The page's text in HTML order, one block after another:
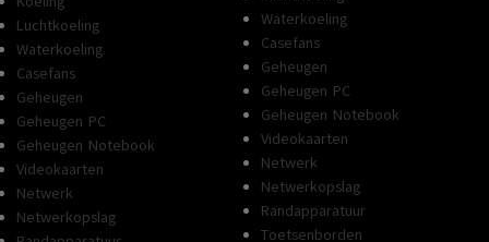
Luchtkoeling
Waterkoeling
Casefans
Geheugen
Geheugen PC
Geheugen Notebook
Videokaarten
Netwerk
Netwerkopslag
Waterkoeling
Casefans
Geheugen
Geheugen PC
Geheugen Notebook
Videokaarten
Netwerk
Netwerkopslag
Randapparatuur
Toetsenborden